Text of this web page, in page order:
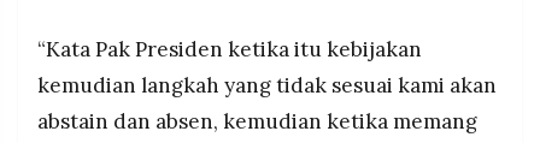
“Kata Pak Presiden ketika itu kebijakan
kemudian langkah yang tidak sesuai kami akan
abstain dan absen, kemudian ketika memang